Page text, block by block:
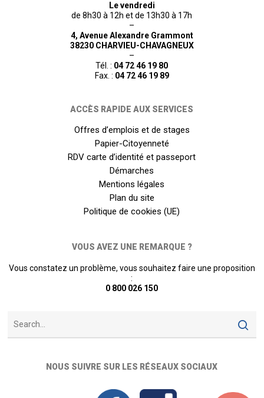
Le vendredi
de 8h30 à 12h et de 13h30 à 17h
–
4, Avenue Alexandre Grammont
38230 CHARVIEU-CHAVAGNEUX
–
Tél. : 04 72 46 19 80
Fax. : 04 72 46 19 89
ACCÈS RAPIDE AUX SERVICES
Offres d’emplois et de stages
Papier-Citoyenneté
RDV carte d’identité et passeport
Démarches
Mentions légales
Plan du site
Politique de cookies (UE)
VOUS AVEZ UNE REMARQUE ?
Vous constatez un problème, vous souhaitez faire une proposition
:
0 800 026 150
NOUS SUIVRE SUR LES RÉSEAUX SOCIAUX